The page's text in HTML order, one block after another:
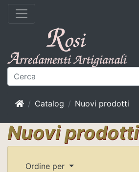
HomeCatalog Nuovi prodotti
Nuovi prodotti
Ordine per